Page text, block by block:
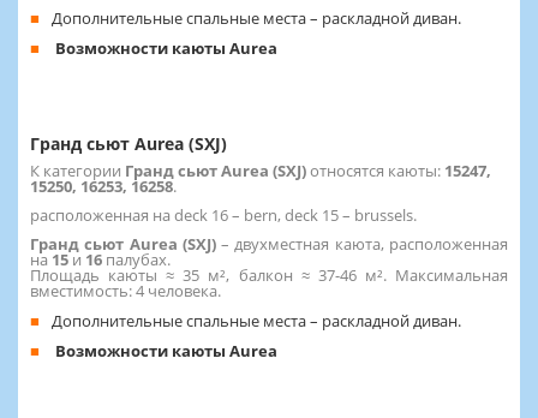
Дополнительные спальные места – раскладной диван.
Возможности каюты Aurea
Гранд сьют Aurea (SXJ)
К категории Гранд сьют Aurea (SXJ)относятся каюты: 15247,
15250, 16253, 16258.
расположенная на deck 16 – bern, deck 15 – brussels.
Гранд сьют Aurea (SXJ)– двухместная каюта, расположенная
на 15и 16 палубах.
Площадь каюты ≈ 35 м², балкон ≈ 37-46 м². Максимальная
вместимость: 4 человека.
Дополнительные спальные места – раскладной диван.
Возможности каюты Aurea